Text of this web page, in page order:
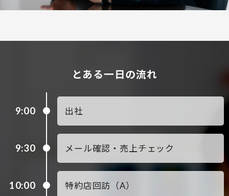
とある一日の流れ
9:00 出社
9:30 メール確認・売上チェック
10:00 特約店回訪（A）